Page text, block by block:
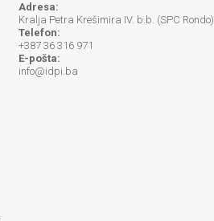
Adresa:
Kralja Petra Krešimira IV. b.b. (SPC Rondo)
Telefon:
+387 36 316 971
E-pošta:
info@idpi.ba